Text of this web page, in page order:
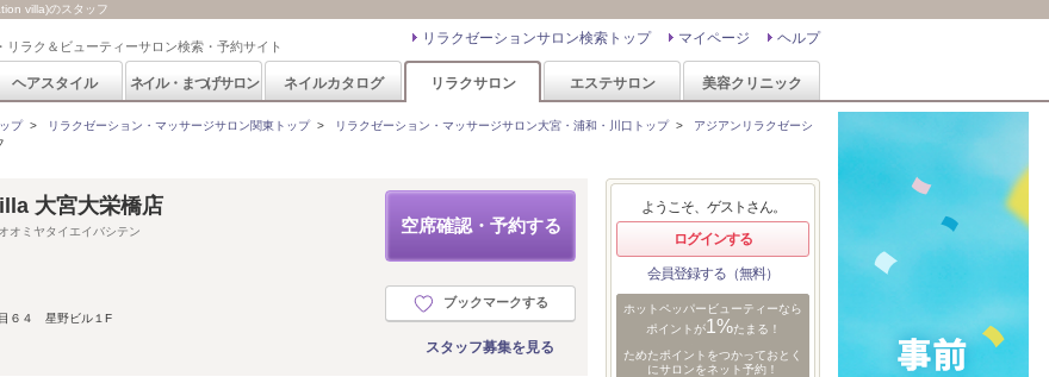
villa)のスタッフ
リラク＆ビューティーサロン検索・予約サイト ヘルプ
マイページ
リラクゼーションサロン検索トップ
ヘアスタイル ネイル・まつげサロン ネイルカタログ リラクサロン エステサロン 美容クリニック
プ> リラクゼーション・マッサージサロン関東トップ> リラクゼーション・マッサージサロン大宮・浦和・川口トップ> アジアンリラクゼーシ
空席確認・予約する
ブックマークする
スタッフ募集を見る
大宮大栄橋店
オミヤタイエイバシテン
６４ 星野ビル１F
ようこそ、ゲストさん。
ログインする
会員登録する（無料）
ホットペッパービューティーなら
ポイントが1%たまる！
ためたポイントをつかっておとく
にサロンをネット予約！